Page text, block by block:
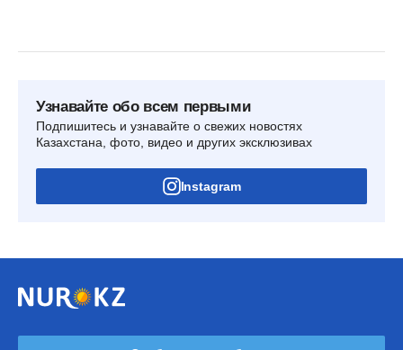
Узнавайте обо всем первыми
Подпишитесь и узнавайте о свежих новостях
Казахстана, фото, видео и других эксклюзивах
Instagram